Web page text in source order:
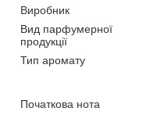
Виробник
Вид парфумерної
продукції
Тип аромату
Початкова нота